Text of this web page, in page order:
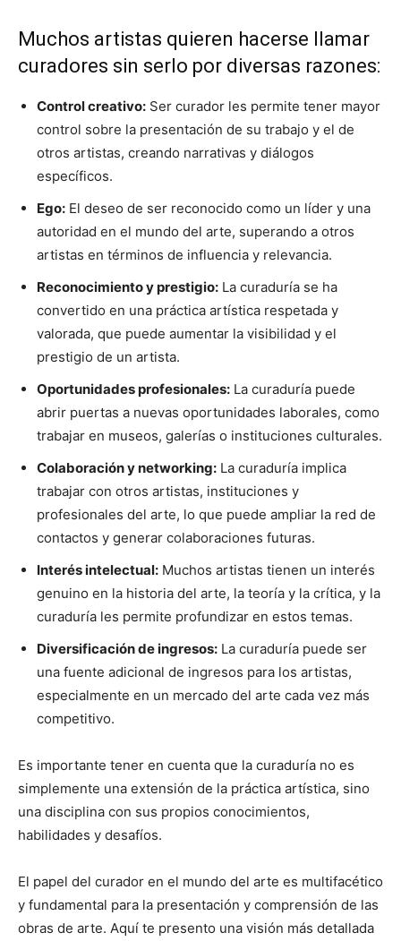
Muchos artistas quieren hacerse llamar
curadores sin serlo por diversas razones:
Control creativo: Ser curador les permite tener mayor
control sobre la presentación de su trabajo y el de
otros artistas, creando narrativas y diálogos
específicos.
Ego: El deseo de ser reconocido como un líder y una
autoridad en el mundo del arte, superando a otros
artistas en términos de influencia y relevancia.
Reconocimiento y prestigio: La curaduría se ha
convertido en una práctica artística respetada y
valorada, que puede aumentar la visibilidad y el
prestigio de un artista.
Oportunidades profesionales: La curaduría puede
abrir puertas a nuevas oportunidades laborales, como
trabajar en museos, galerías o instituciones culturales.
Colaboración y networking: La curaduría implica
trabajar con otros artistas, instituciones y
profesionales del arte, lo que puede ampliar la red de
contactos y generar colaboraciones futuras.
Interés intelectual: Muchos artistas tienen un interés
genuino en la historia del arte, la teoría y la crítica, y la
curaduría les permite profundizar en estos temas.
Diversificación de ingresos: La curaduría puede ser
una fuente adicional de ingresos para los artistas,
especialmente en un mercado del arte cada vez más
competitivo.
Es importante tener en cuenta que la curaduría no es
simplemente una extensión de la práctica artística, sino
una disciplina con sus propios conocimientos,
habilidades y desafíos.
El papel del curador en el mundo del arte es multifacético
y fundamental para la presentación y comprensión de las
obras de arte. Aquí te presento una visión más detallada